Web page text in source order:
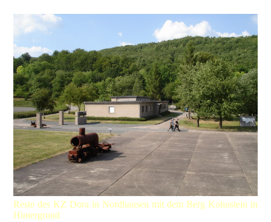
Reste des KZ Dora in Nordhausen mit dem Berg Kohnstein in
Hintergrund